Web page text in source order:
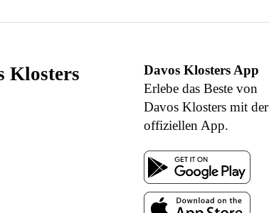
Klosters
Davos Klosters App
Erlebe das Beste von
Davos Klosters mit der
offiziellen App.